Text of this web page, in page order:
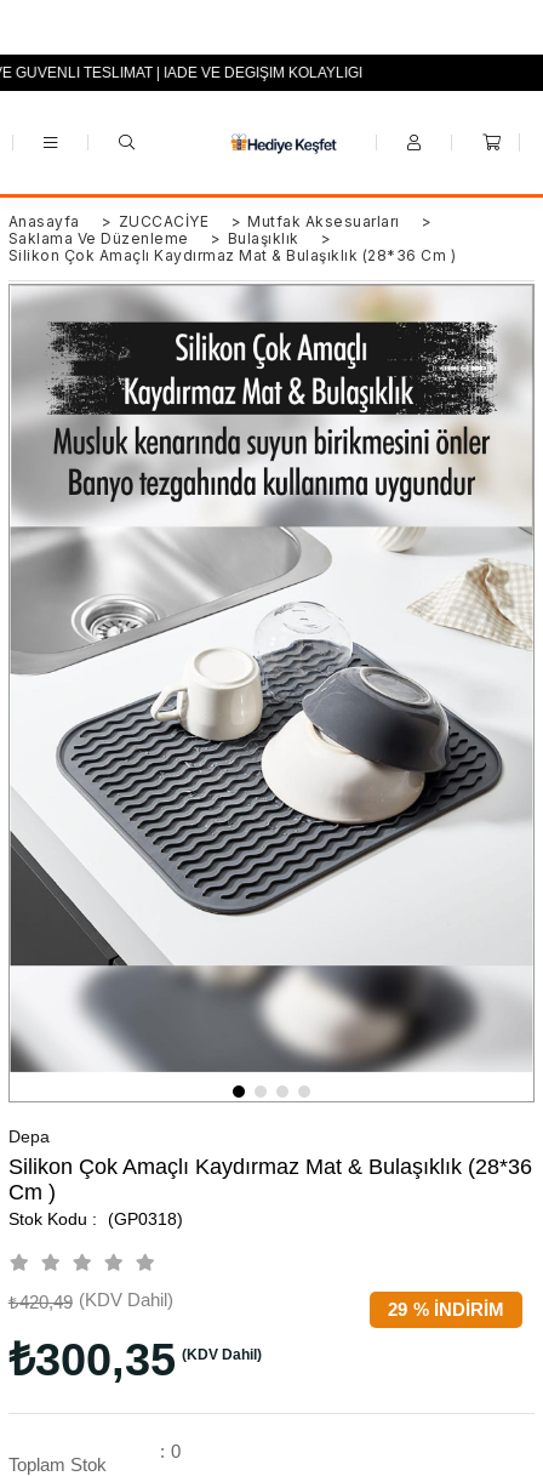
+90 (0553) 694 94 70
TESLİMAT | İADE VE DEĞİŞİM KOLAYLIĞI
Anasayfa > ZÜCCACİYE > Mutfak Aksesuarları
>
Saklama Ve Düzenleme
> Bulaşıklık
>
Silikon Çok Amaçlı Kaydırmaz Mat & Bulaşıklık (28*36 Cm )
Depa
Silikon Çok Amaçlı Kaydırmaz Mat & Bulaşıklık (28*36
Cm )
(GP0318)
%
29 İNDIRIM
₺420,49 (KDV Dahil)
₺300,35 (KDV Dahil)
Toplam Stok
: 0